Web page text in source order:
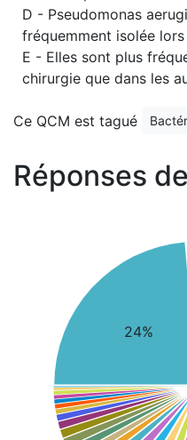
D - Pseudomonas
fréquemment isolée
E - Elles sont plus
chirurgie que dans les
Ce QCM est tagué
Réponses
24%